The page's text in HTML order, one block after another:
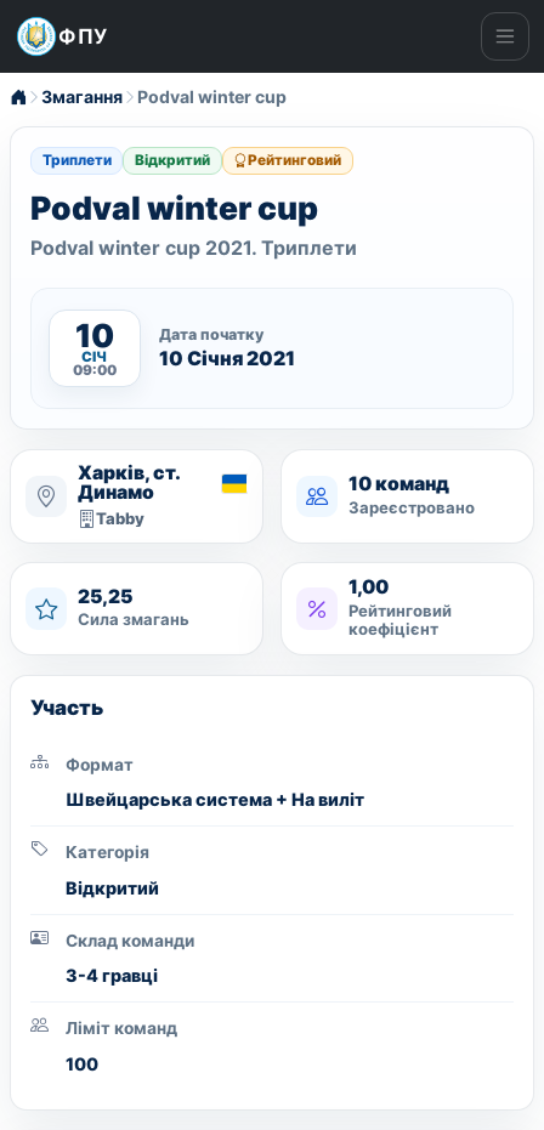
ФПУ
Змагання Podval winter cup
Триплети Відкритий Рейтинговий
Podval winter cup
Podval winter cup 2021. Триплети
10
СІЧ
09:00
Дата початку
10 Січня 2021
Харків, ст.
Динамо
Tabby
10 команд
Зареєстровано
25,25
Сила змагань
1,00
Рейтинговий
коефіцієнт
Участь
Формат
Швейцарська система + На виліт
Категорія
Вiдкритий
Склад команди
3-4 гравці
Ліміт команд
100